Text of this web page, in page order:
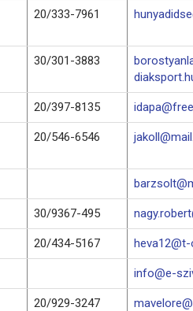
20/333-7961
30/301-3883
20/397-8135
20/546-6546
30/9367-495
20/434-5167 heva12@t-
info@e-
20/929-3247